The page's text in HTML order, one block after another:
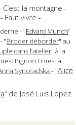
la montagne -
Faut vivre -
- "Edvard Munch"
"Broder déborder" au
dans l'atelier" à la
Pignon Ernestà
Synoradska - "Alice
" de José Luis Lopez